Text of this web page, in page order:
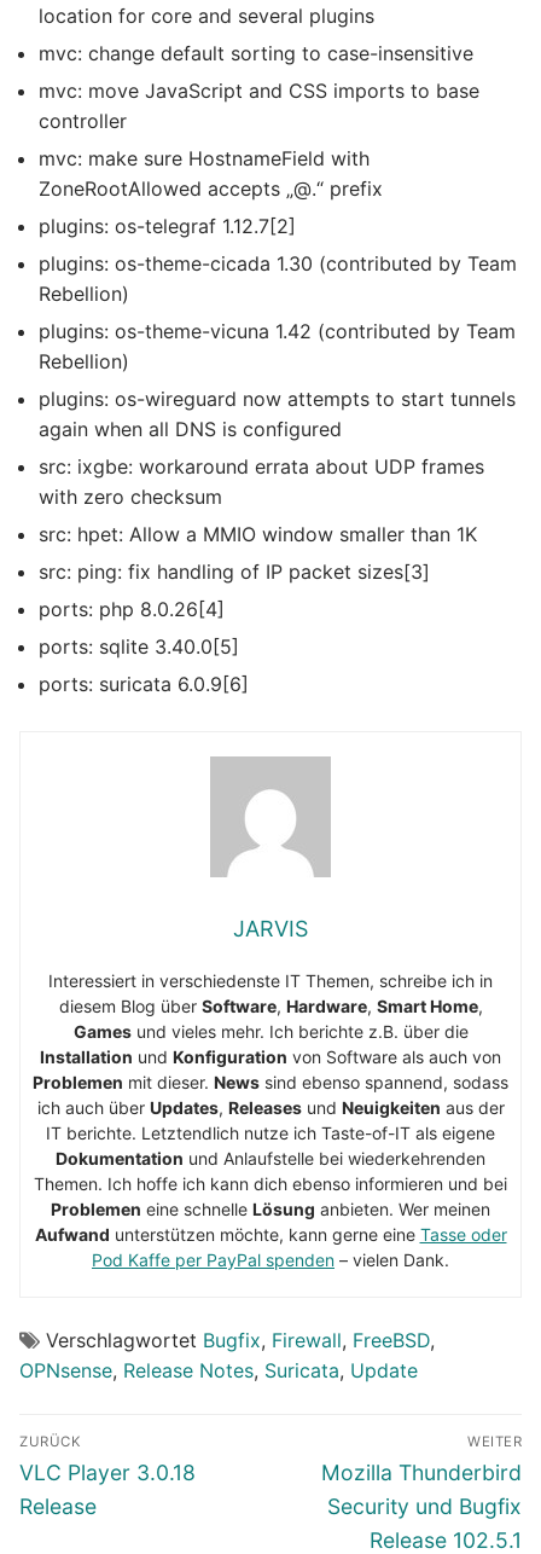
location for core and several plugins
mvc: change default sorting to case-insensitive
mvc: move JavaScript and CSS imports to base
controller
mvc: make sure HostnameField with
ZoneRootAllowed accepts „@.“ prefix
plugins: os-telegraf 1.12.7[2]
plugins: os-theme-cicada 1.30 (contributed by Team
Rebellion)
plugins: os-theme-vicuna 1.42 (contributed by Team
Rebellion)
plugins: os-wireguard now attempts to start tunnels
again when all DNS is configured
src: ixgbe: workaround errata about UDP frames
with zero checksum
src: hpet: Allow a MMIO window smaller than 1K
src: ping: fix handling of IP packet sizes[3]
ports: php 8.0.26[4]
ports: sqlite 3.40.0[5]
ports: suricata 6.0.9[6]
JARVIS
Interessiert in verschiedenste IT Themen, schreibe ich in
diesem Blog über Software, Hardware, Smart Home,
Gamesund vieles mehr. Ich berichte z.B. über die
Installation und Konfiguration von Software als auch von
Problemen mit dieser. News sind ebenso spannend, sodass
ich auch über Updates, Releasesund Neuigkeiten aus der
IT berichte. Letztendlich nutze ich Taste-of-IT als eigene
Dokumentation und Anlaufstelle bei wiederkehrenden
Themen. Ich hoffe ich kann dich ebenso informieren und bei
Problemen eine schnelle Lösung anbieten. Wer meinen
Aufwand unterstützen möchte, kann gerne eine Tasse oder
Pod Kaffe per PayPal spenden – vielen Dank.
Verschlagwortet Bugfix, Firewall, FreeBSD,
OPNsense, Release Notes, Suricata, Update
Beitragsnavigation
ZURÜCK
Vorheriger
Beitrag:
VLC Player 3.0.18
Release
WEITER
Nächster
Beitrag:
Mozilla Thunderbird
Security und Bugfix
Release 102.5.1